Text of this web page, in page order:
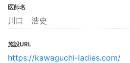
医師名
川口 浩史
施設URL
https://kawaguchi-ladies.com/